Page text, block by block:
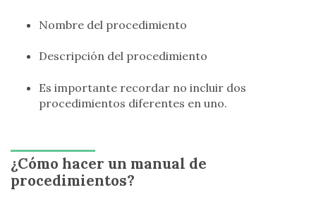
Nombre del procedimiento
Descripción del procedimiento
Es importante recordar no incluir dos
procedimientos diferentes en uno.
¿Cómo hacer un manual de
procedimientos?